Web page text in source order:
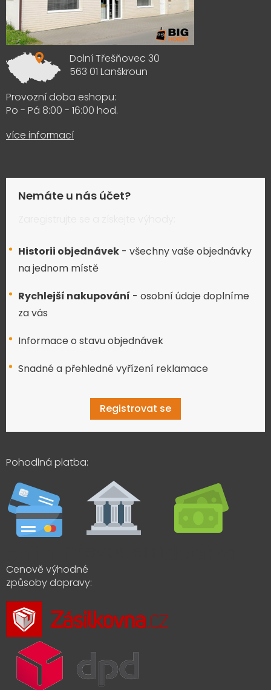
Dolní Třešňovec 30
563 01 Lanškroun
Provozní doba eshopu:
Po - Pá 8:00 - 16:00 hod.
více informací
Nemáte u nás účet?
Historii objednávek - všechny vaše objednávky
na jednom místě
Rychlejší nakupování - osobní údaje doplníme
za vás
Informace o stavu objednávek
Snadné a přehledné vyřízení reklamace
Registrovat se
Pohodlná platba:
Cenově výhodné
způsoby dopravy: